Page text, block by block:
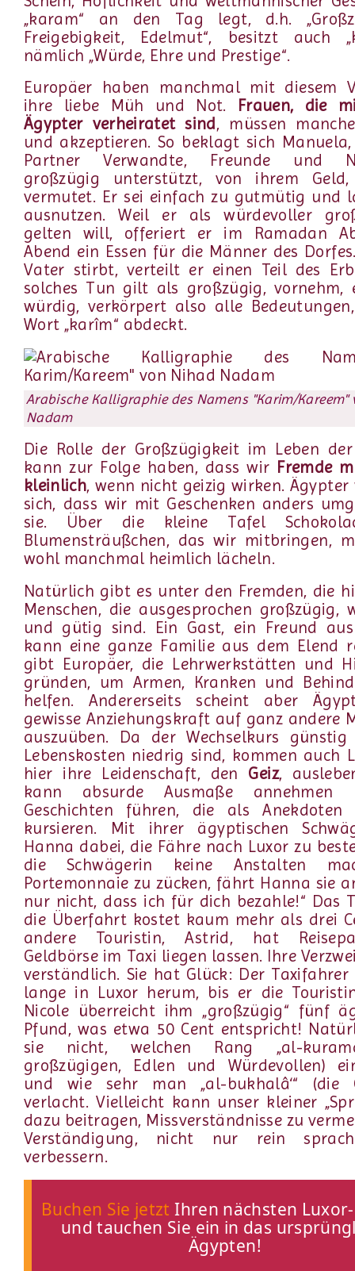
„karam“ an den Tag legt, d.h.
Freigebigkeit, Edelmut“, besitzt auch
nämlich „Würde, Ehre und Prestige“.
Europäer haben manchmal mit diesem
ihre liebe Müh und Not. Frauen, die
Ägypter verheiratet sind, müssen
und akzeptieren. So beklagt sich
Partner Verwandte, Freunde und
großzügig unterstützt, von ihrem
vermutet. Er sei einfach zu gutmütig und
ausnutzen. Weil er als würdevoller
gelten will, offeriert er im Ramadan
Abend ein Essen für die Männer des
Vater stirbt, verteilt er einen Teil des
solches Tun gilt als großzügig, vornehm,
würdig, verkörpert also alle
Wort „karîm“ abdeckt.
Arabische Kalligraphie des Namens "Karim/Kareem"
Nadam
Die Rolle der Großzügigkeit im Leben
kann zur Folge haben, dass wir Fremde
kleinlich, wenn nicht geizig wirken. Ägypter
sich, dass wir mit Geschenken anders
sie. Über die kleine Tafel
Blumensträußchen, das wir mitbringen,
wohl manchmal heimlich lächeln.
Natürlich gibt es unter den Fremden, die
Menschen, die ausgesprochen großzügig,
und gütig sind. Ein Gast, ein Freund
kann eine ganze Familie aus dem Elend
gibt Europäer, die Lehrwerkstätten und
gründen, um Armen, Kranken und
helfen. Andererseits scheint aber
gewisse Anziehungskraft auf ganz andere
auszuüben. Da der Wechselkurs
Lebenskosten niedrig sind, kommen auch
hier ihre Leidenschaft, den Geiz,
kann absurde Ausmaße
Geschichten führen, die als
kursieren. Mit ihrer ägyptischen
Hanna dabei, die Fähre nach Luxor zu
die Schwägerin keine Anstalten
Portemonnaie zu zücken, fährt Hanna sie
nur nicht, dass ich für dich bezahle!“ Das
die Überfahrt kostet kaum mehr als drei
andere Touristin, Astrid, hat
Geldbörse im Taxi liegen lassen. Ihre
verständlich. Sie hat Glück: Der
lange in Luxor herum, bis er die
Nicole überreicht ihm „großzügig“ fünf
Pfund, was etwa 50 Cent entspricht!
sie nicht, welchen Rang „al-
großzügigen, Edlen und Würdevollen)
und wie sehr man „al-bukhalâ‘“ (die
verlacht. Vielleicht kann unser kleiner
dazu beitragen, Missverständnisse zu
Verständigung, nicht nur rein
verbessern.
Buchen Sie jetzt Ihren nächsten
und tauchen Sie ein in das
Ägypten!